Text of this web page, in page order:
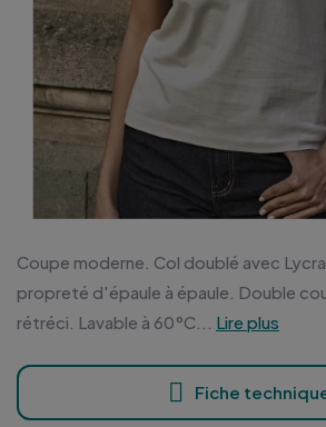
Coupe moderne. Col doublé avec
propreté d'épaule à épaule. Double
rétréci. Lavable à 60°C...
Lire plus
Fiche